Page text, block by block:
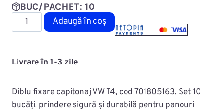
BUC/PACHET: 10
Cantitate
Diblu
capitonaj
Adaugă în coș
Livrare în 1-3 zile
Diblu fixare capitonaj VW T4, cod 701805163. Set 10
bucăți, prindere sigură și durabilă pentru panouri